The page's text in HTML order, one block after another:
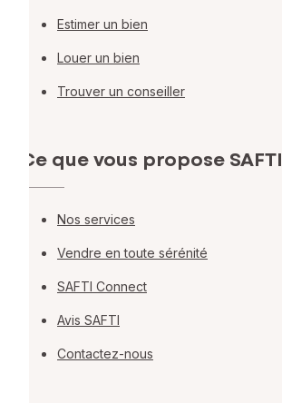
Estimer un bien
Louer un bien
Trouver un conseiller
Ce que vous propose SAFTI
Nos services
Vendre en toute sérénité
SAFTI Connect
Avis SAFTI
Contactez-nous